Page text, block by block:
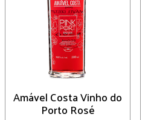
Amável Costa Vinho do
Porto Rosé